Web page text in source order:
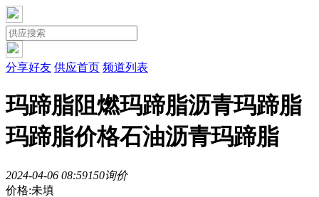
分享好友 供应首页 频道列表
玛蹄脂阻燃玛蹄脂沥青玛蹄脂
玛蹄脂价格石油沥青玛蹄脂
2024-04-06 08:59150询价
价格:未填